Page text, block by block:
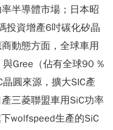
半導體市場；日本昭
投資增產6吋碳化矽晶
動態方面，全球車用
Gree（佔有全球90 %
圓來源，擴大SIC產
三菱聯盟車用SiC功率
wolfspeed生產的SiC